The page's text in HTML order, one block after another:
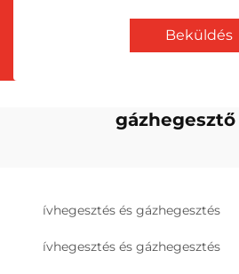
Beküldés
ívhegesztés és gázhegesztés
ívhegesztés és gázhegesztés